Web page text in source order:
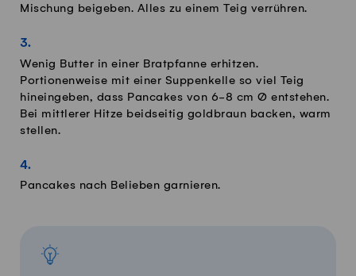
Mischung beigeben. Alles zu einem Teig verrühren.
Wenig Butter in einer Bratpfanne erhitzen.
Portionenweise mit einer Suppenkelle so viel Teig
hineingeben, dass Pancakes von 6-8 cm Ø entstehen.
Bei mittlerer Hitze beidseitig goldbraun backen, warm
stellen.
Pancakes nach Belieben garnieren.